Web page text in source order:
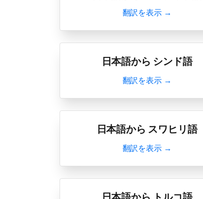
翻訳を表示 →
日本語から シンド語
翻訳を表示 →
日本語から スワヒリ語
翻訳を表示 →